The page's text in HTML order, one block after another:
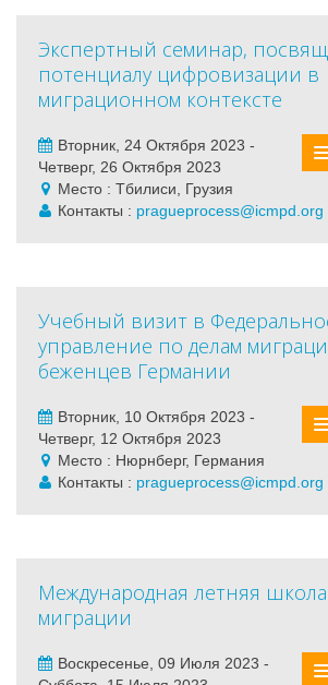
Экспертный семинар,
потенциалу цифровизации в
миграционном контексте
Вторник, 24 Октября 2023 -
Четверг, 26 Октября 2023
Место : Тбилиси, Грузия
Контакты : pragueprocess@icmpd.org
Учебный визит в
управление по делам
беженцев Германии
Вторник, 10 Октября 2023 -
Четверг, 12 Октября 2023
Место : Нюрнберг, Германия
Контакты : pragueprocess@icmpd.org
Международная летняя
миграции
Воскресенье, 09 Июля 2023 -